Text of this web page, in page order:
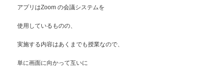
アプリはZoom の会議システムを
使用しているものの、
実施する内容はあくまでも授業なので、
単に画面に向かって互いに